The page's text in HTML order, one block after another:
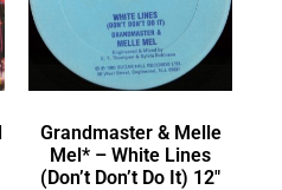
Grandmaster & Melle
Mel* ‎– White Lines
(Don’t Don’t Do It) 12″